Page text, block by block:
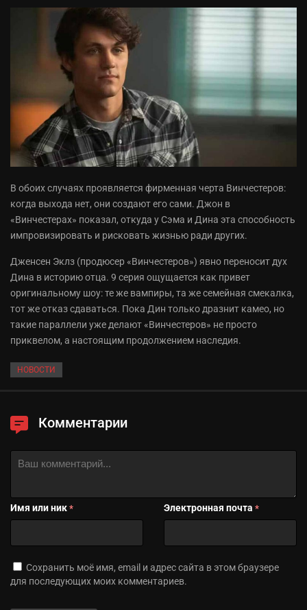
В обоих случаях проявляется фирменная черта Винчестеров:
когда выхода нет, они создают его сами. Джон в
«Винчестерах» показал, откуда у Сэма и Дина эта способность
импровизировать и рисковать жизнью ради других.
Дженсен Эклз (продюсер «Винчестеров») явно переносит дух
Дина в историю отца. 9 серия ощущается как привет
оригинальному шоу: те же вампиры, та же семейная смекалка,
тот же отказ сдаваться. Пока Дин только дразнит камео, но
такие параллели уже делают «Винчестеров» не просто
приквелом, а настоящим продолжением наследия.
НОВОСТИ
Комментарии
Имя или ник * Электронная почта *
Сохранить моё имя, email и адрес сайта в этом браузере
для последующих моих комментариев.